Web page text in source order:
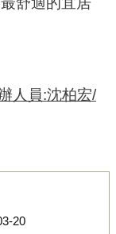
人員:沈柏宏/
20